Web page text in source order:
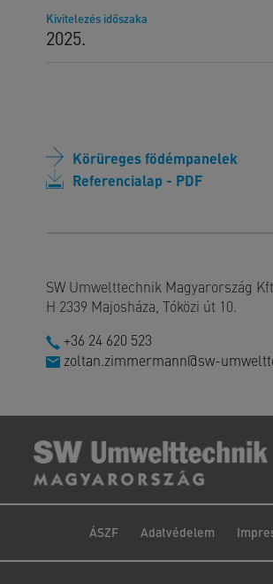
Kivitelezés időszaka
2025.
Körüreges födémpanelek
Referencialap - PDF
SW Umwelttechnik Magyarország Kft.
H 2339 Majosháza, Tóközi út 10.
+36 24 620 523
zoltan.zimmermann@sw-
ÁSZF Adatvédelem